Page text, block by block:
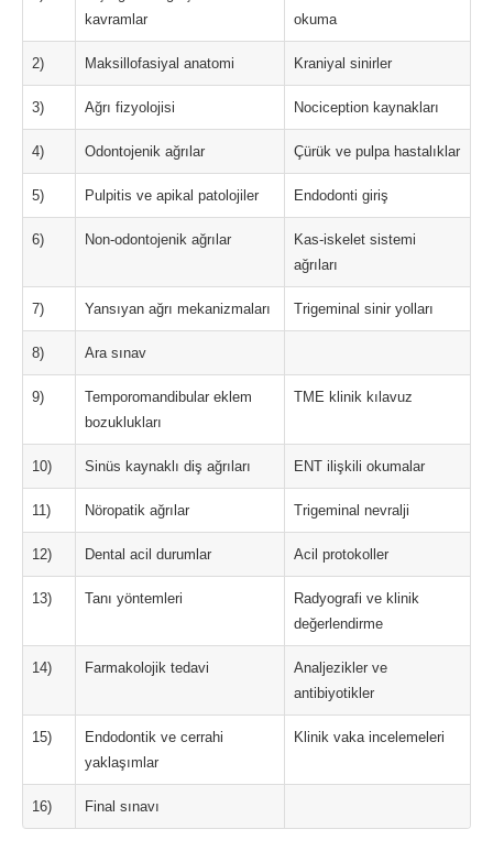
kavramlar
okuma
2) Maksillofasiyal anatomi Kraniyal sinirler
3) Ağrı fizyolojisi Nociception kaynakları
4) Odontojenik ağrılar Çürük ve pulpa hastalıklar
5) Pulpitis ve apikal patolojiler Endodonti giriş
6) Non-odontojenik ağrılar
Kas-iskelet sistemi
ağrıları
7) Yansıyan ağrı mekanizmaları Trigeminal sinir yolları
8) Ara sınav
9)
Temporomandibular eklem
bozuklukları
TME klinik kılavuz
10) Sinüs kaynaklı diş ağrıları ENT ilişkili okumalar
11) Nöropatik ağrılar Trigeminal nevralji
12) Dental acil durumlar Acil protokoller
13) Tanı yöntemleri
Radyografi ve klinik
değerlendirme
14) Farmakolojik tedavi
Analjezikler ve
antibiyotikler
15)
Endodontik ve cerrahi
yaklaşımlar
Klinik vaka incelemeleri
16) Final sınavı